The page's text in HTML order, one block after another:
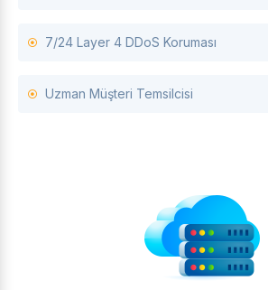
7/24 Layer 4 DDoS Koruması
Uzman Müşteri Temsilcisi